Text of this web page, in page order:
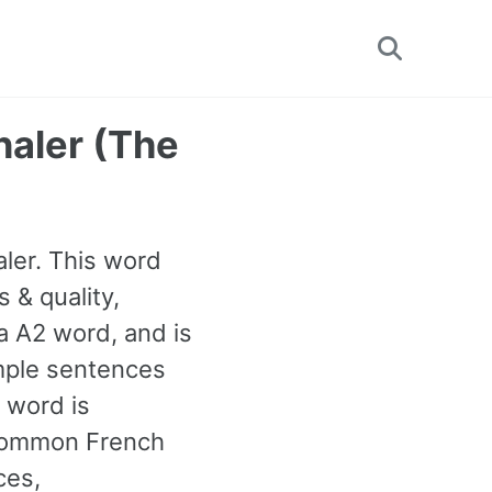
Toggle
(The
This word
& quality,
A2 word, and is
sentences
word is
French